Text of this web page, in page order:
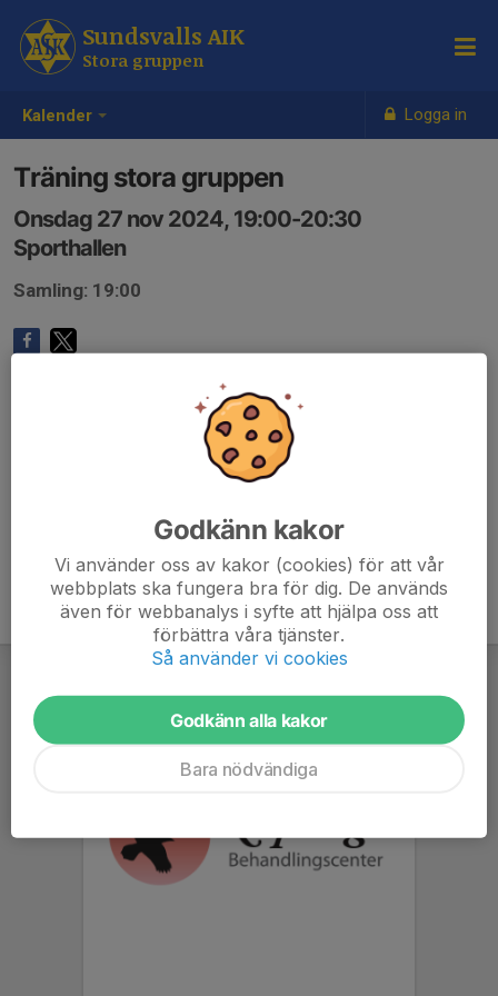
Kalender Logga in
Sundsvalls AIK
Stora gruppen
Träning stora gruppen
Onsdag 27 nov 2024, 19:00-20:30
Sporthallen
Samling: 19:00
Godkänn kakor
Vi använder oss av kakor (cookies) för att vår
webbplats ska fungera bra för dig. De används
även för webbanalys i syfte att hjälpa oss att
förbättra våra tjänster.
Så använder vi cookies
Godkänn alla kakor
Bara nödvändiga